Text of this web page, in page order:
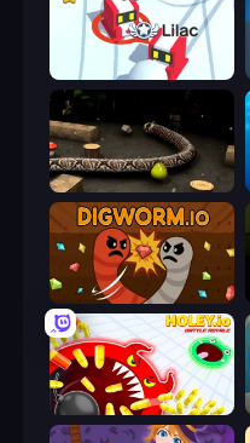
Snowball.io
Snake 3D
Digworm.io
Holey.io Battle Royale